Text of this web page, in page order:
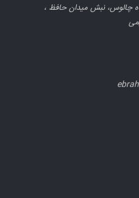
چالوس، نبش میدان حافظ ،